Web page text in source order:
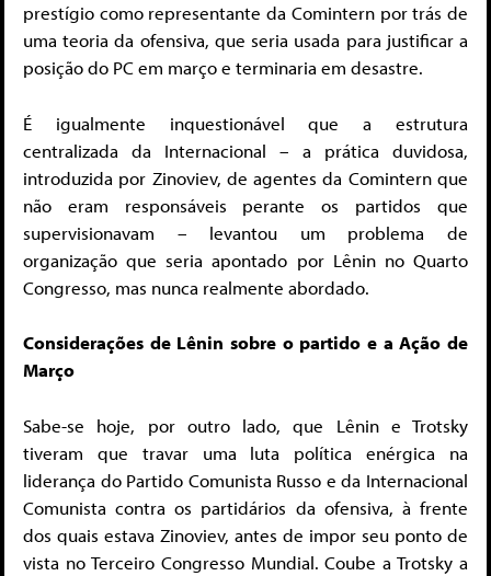
prestígio como representante da Comintern por trás de
uma teoria da ofensiva, que seria usada para justificar a
posição do PC em março e terminaria em desastre.
É igualmente inquestionável que a estrutura
centralizada da Internacional – a prática duvidosa,
introduzida por Zinoviev, de agentes da Comintern que
não eram responsáveis ​​perante os partidos que
supervisionavam – levantou um problema de
organização que seria apontado por Lênin no Quarto
Congresso, mas nunca realmente abordado.
Considerações de Lênin sobre o partido e a Ação de
Março
Sabe-se hoje, por outro lado, que Lênin e Trotsky
tiveram que travar uma luta política enérgica na
liderança do Partido Comunista Russo e da Internacional
Comunista contra os partidários da ofensiva, à frente
dos quais estava Zinoviev, antes de impor seu ponto de
vista no Terceiro Congresso Mundial. Coube a Trotsky a